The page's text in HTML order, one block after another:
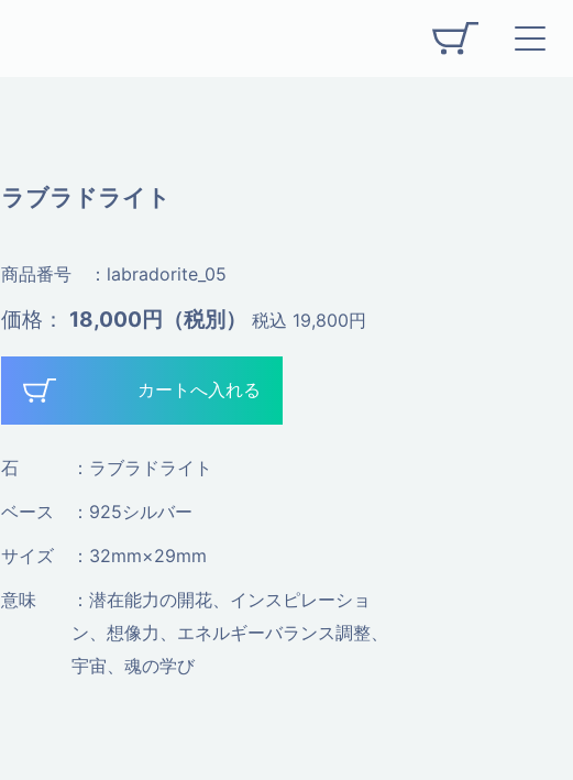
ラブラドライト
商品番号 ：labradorite_05
価格 ： 18,000円（税別） 税込 19,800円
石
：ラブラドライト
ベース
：925シルバー
サイズ
：32mm×29mm
意味
：潜在能力の開花、インスピレーショ
ン、想像力、エネルギーバランス調整、
宇宙、魂の学び